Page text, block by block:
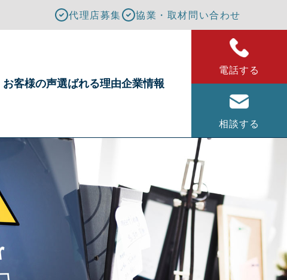
代理店募集 協業・取材問い合わせ
お客様の声選ばれる理由企業情報
電話する
相談する